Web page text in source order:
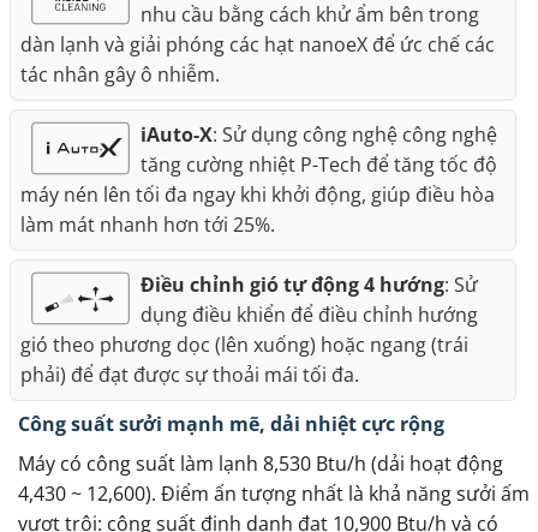
nhu cầu bằng cách khử ẩm bên trong
dàn lạnh và giải phóng các hạt nanoeX để ức chế các
tác nhân gây ô nhiễm.
iAuto-X: Sử dụng công nghệ công nghệ
tăng cường nhiệt P-Tech để tăng tốc độ
máy nén lên tối đa ngay khi khởi động, giúp điều hòa
làm mát nhanh hơn tới 25%.
Điều chỉnh gió tự động 4 hướng: Sử
dụng điều khiển để điều chỉnh hướng
gió theo phương dọc (lên xuống) hoặc ngang (trái
phải) để đạt được sự thoải mái tối đa.
Công suất sưởi mạnh mẽ, dải nhiệt cực rộng
Máy có công suất làm lạnh 8,530 Btu/h (dải hoạt động
4,430 ~ 12,600). Điểm ấn tượng nhất là khả năng sưởi ấm
vượt trội: công suất định danh đạt 10,900 Btu/h và có